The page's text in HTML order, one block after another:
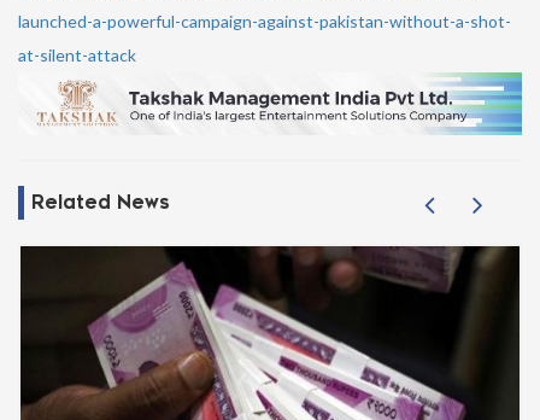
launched-a-powerful-campaign-against-pakistan-without-a-shot-
at-silent-attack
Related News